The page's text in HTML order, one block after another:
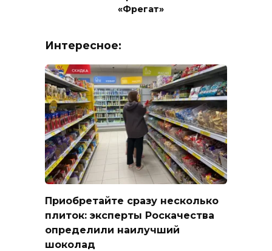
«Фрегат»
Интересное:
Приобретайте сразу несколько
плиток: эксперты Роскачества
определили наилучший
шоколад